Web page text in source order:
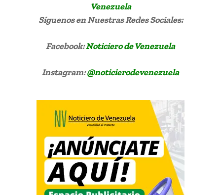
Venezuela
Síguenosen Nuestras Redes Sociales:
Facebook:Noticiero de Venezuela
Instagram:@noticierodevenezuela